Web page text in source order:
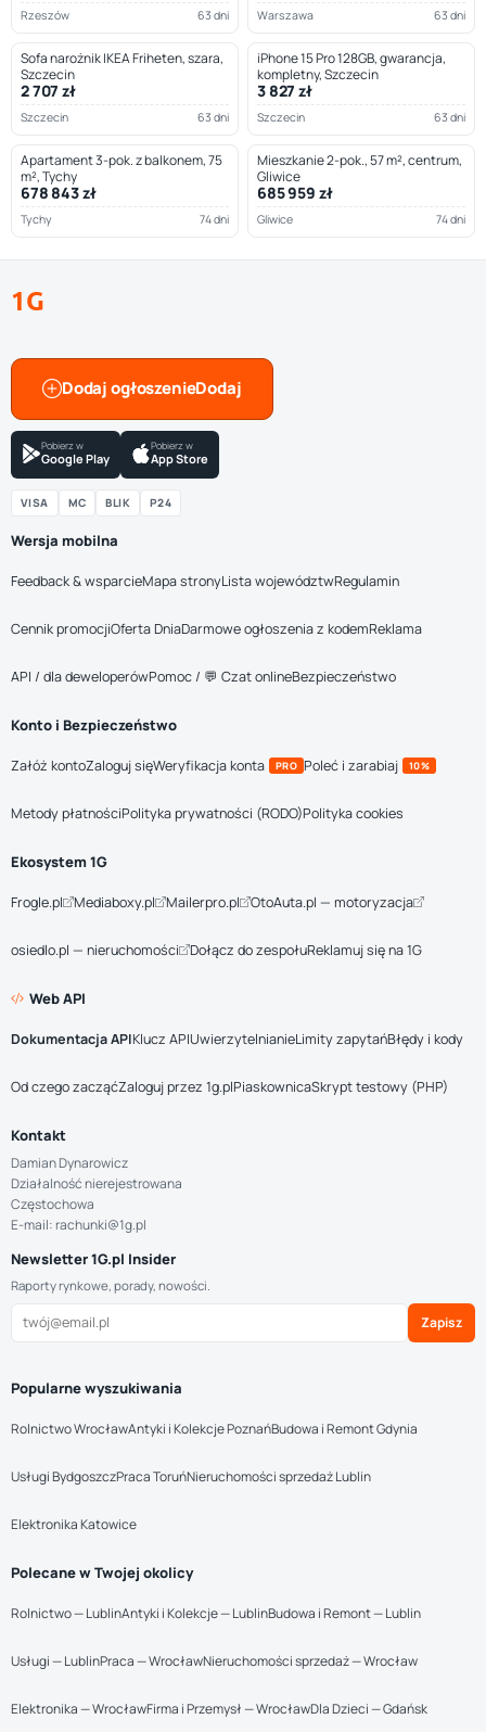
Rzeszów 63 dni Warszawa 63 dni
Sofa narożnik IKEA Friheten, szara,
Szczecin
2 707 zł
Szczecin 63 dni
iPhone 15 Pro 128GB, gwarancja,
kompletny, Szczecin
3 827 zł
Szczecin 63 dni
Apartament 3-pok. z balkonem, 75
m², Tychy
678 843 zł
Tychy 74 dni
Mieszkanie 2-pok., 57 m², centrum,
Gliwice
685 959 zł
Gliwice 74 dni
1G
Dodaj ogłoszenie
Pobierz w
Google Play
Pobierz w
App Store
VISA MC BLIK P24
Wersja mobilna
Feedback & wsparcieMapa stronyLista województwRegulamin
Cennik promocjiOferta DniaDarmowe ogłoszenia z kodemReklama
API / dla deweloperówPomoc / 💬 Czat onlineBezpieczeństwo
Konto i Bezpieczeństwo
Załóż kontoZaloguj sięWeryfikacja konta PRO Poleć i zarabiaj 10%
Metody płatnościPolityka prywatności (RODO)Polityka cookies
Ekosystem 1G
Frogle.pl Mediaboxy.pl Mailerpro.pl OtoAuta.pl — motoryzacja
osiedlo.pl — nieruchomości Dołącz do zespołuReklamuj się na 1G
Web API
Dokumentacja APIKlucz APIUwierzytelnianieLimity zapytańBłędy i kody
Od czego zacząćZaloguj przez 1g.plPiaskownicaSkrypt testowy (PHP)
Kontakt
Damian Dynarowicz
Działalność nierejestrowana
Częstochowa
E-mail: rachunki@1g.pl
Newsletter 1G.pl Insider
Raporty rynkowe, porady, nowości.
Zapisz
Popularne wyszukiwania
Rolnictwo WrocławAntyki i Kolekcje PoznańBudowa i Remont Gdynia
Usługi BydgoszczPraca ToruńNieruchomości sprzedaż Lublin
Elektronika Katowice
Polecane w Twojej okolicy
Rolnictwo — LublinAntyki i Kolekcje — LublinBudowa i Remont — Lublin
Usługi — LublinPraca — WrocławNieruchomości sprzedaż — Wrocław
Elektronika — WrocławFirma i Przemysł — WrocławDla Dzieci — Gdańsk